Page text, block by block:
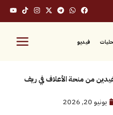
الأعلاف في ريف